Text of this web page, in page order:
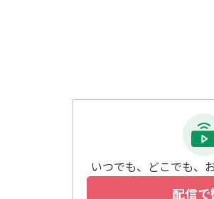
いつでも、どこでも、
配信で